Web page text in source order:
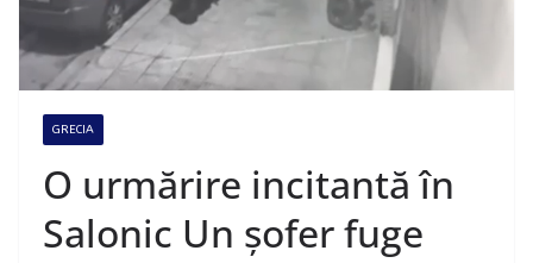
GRECIA
O urmărire incitantă în
Salonic Un șofer fuge